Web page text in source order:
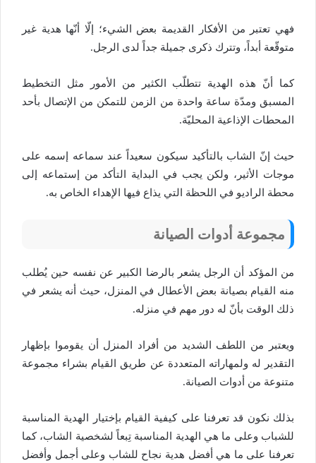
فهي تعتبر من الأفكار القديمة بعض الشيء؛ إلّا أنّها هدية غير
متوقّعة أبداً، وتترك ذكرى جميلة جداً لدى الرجل.
كما أنّ هذه الهدية تتطلّب الكثير من الأمور مثل التخطيط
المسبق ومدّة ساعة واحدة من الزمن للتمكن من الإتصال بأحد
المحطات الإذاعية المحليّة.
حيث إنّ الشاب بالتأكيد سيكون سعيداً عند سماعه إسمه على
موجات الأثير، ولكن يجب في البداية التأكد من إستماعه إلى
محطة الراديو في اللحظة التي يذاع فيها الإهداء الخاص به.
مجموعة أدوات الصيانة
من المؤكد أن الرجل يشعر بالرضا الكبير عن نفسه حين يُطلب
منه القيام بصيانة بعض الأعطال في المنزل، حيث أنه يشعر في
ذلك الوقت بأنّ له دور مهم في منزله.
ويعتبر من اللطف الشديد من أفراد المنزل أن يقوموا بإظهار
التقدير له ولمهاراته المتعددة عن طريق القيام بشراء مجموعة
متنوعة من أدوات الصيانة.
بذلك نكون قد تعرفنا على كيفية القيام بإختيار الهدية المناسبة
للشباب وعلى ما هي الهدية المناسبة تِبعاً لشخصية الشاب، كما
تعرفنا على ما هي أفضل هدية نجاح للشاب وعلى أجمل وأفضل